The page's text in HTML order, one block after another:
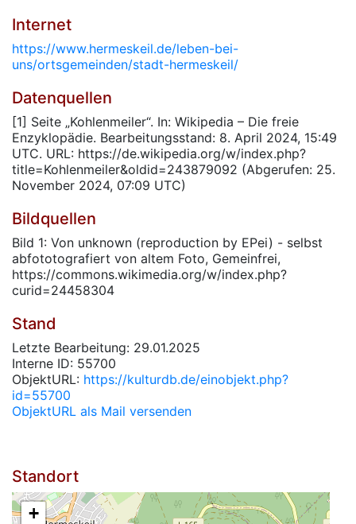
Internet
https://www.hermeskeil.de/leben-bei-
uns/ortsgemeinden/stadt-hermeskeil/
Datenquellen
[1] Seite „Kohlenmeiler“. In: Wikipedia – Die freie
Enzyklopädie. Bearbeitungsstand: 8. April 2024, 15:49
UTC. URL: https://de.wikipedia.org/w/index.php?
title=Kohlenmeiler&oldid=243879092 (Abgerufen: 25.
November 2024, 07:09 UTC)
Bildquellen
Bild 1: Von unknown (reproduction by EPei) - selbst
abfototografiert von altem Foto, Gemeinfrei,
https://commons.wikimedia.org/w/index.php?
curid=24458304
Stand
Letzte Bearbeitung: 29.01.2025
Interne ID: 55700
ObjektURL: https://kulturdb.de/einobjekt.php?
id=55700
ObjektURL als Mail versenden
Standort
+